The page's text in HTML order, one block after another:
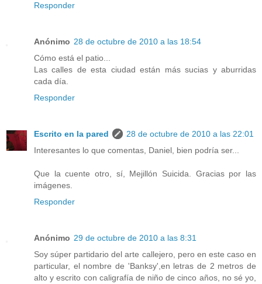
Responder
Anónimo 28 de octubre de 2010 a las 18:54
Cómo está el patio...
Las calles de esta ciudad están más sucias y aburridas
cada día.
Responder
Escrito en la pared
28 de octubre de 2010 a las 22:01
Interesantes lo que comentas, Daniel, bien podría ser...
Que la cuente otro, sí, Mejillón Suicida. Gracias por las
imágenes.
Responder
Anónimo 29 de octubre de 2010 a las 8:31
Soy súper partidario del arte callejero, pero en este caso en
particular, el nombre de 'Banksy',en letras de 2 metros de
alto y escrito con caligrafía de niño de cinco años, no sé yo,